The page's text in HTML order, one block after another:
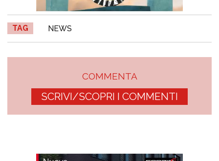
TAG NEWS
COMMENTA
SCRIVI/SCOPRI I COMMENTI